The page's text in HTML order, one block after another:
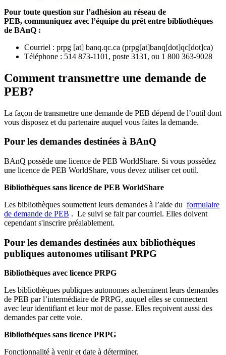
Pour toute question sur l’adhésion au réseau de
PEB, communiquez avec l’équipe du prêt entre bibliothèques
de BAnQ :
Courriel : prpg [at] banq.qc.ca (prpg[at]banq[dot]qc[dot]ca)
Téléphone : 514 873-1101, poste 3131, ou 1 800 363-9028
Comment transmettre une demande de
PEB?
La façon de transmettre une demande de PEB dépend de l’outil dont
vous disposez et du partenaire auquel vous faites la demande.
Pour les demandes destinées à BAnQ
BAnQ possède une licence de PEB WorldShare. Si vous possédez
une licence de PEB WorldShare, vous devez utiliser cet outil.
Bibliothèques sans licence de PEB WorldShare
Les bibliothèques soumettent leurs demandes à l’aide du formulaire
de demande de PEB . Le suivi se fait par courriel. Elles doivent
cependant s'inscrire préalablement.
Pour les demandes destinées aux bibliothèques
publiques autonomes utilisant PRPG
Bibliothèques avec licence PRPG
Les bibliothèques publiques autonomes acheminent leurs demandes
de PEB par l’intermédiaire de PRPG, auquel elles se connectent
avec leur identifiant et leur mot de passe. Elles reçoivent aussi des
demandes par cette voie.
Bibliothèques sans licence PRPG
Fonctionnalité à venir et date à déterminer.